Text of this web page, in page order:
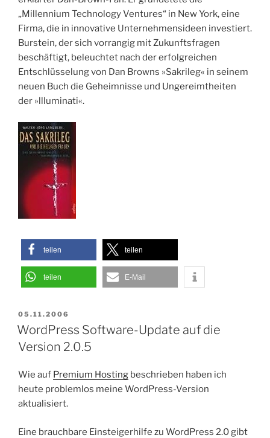
„Millennium Technology Ventures“ in New York, eine
Firma, die in innovative Unternehmensideen investiert.
Burstein, der sich vorrangig mit Zukunftsfragen
beschäftigt, beleuchtet nach der erfolgreichen
Entschlüsselung von Dan Browns »Sakrileg« in seinem
neuen Buch die Geheimnisse und Ungereimtheiten
der »llluminati«.
teilen teilen
teilen E-Mail
VERÖFFENTLICHT
AM
05.11.2006
WordPress Software-Update auf die
Version 2.0.5
Wie auf Premium Hosting beschrieben haben ich
heute problemlos meine WordPress-Version
aktualisiert.
Eine brauchbare Einsteigerhilfe zu WordPress 2.0 gibt